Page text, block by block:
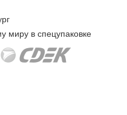
миру в спецупаковке